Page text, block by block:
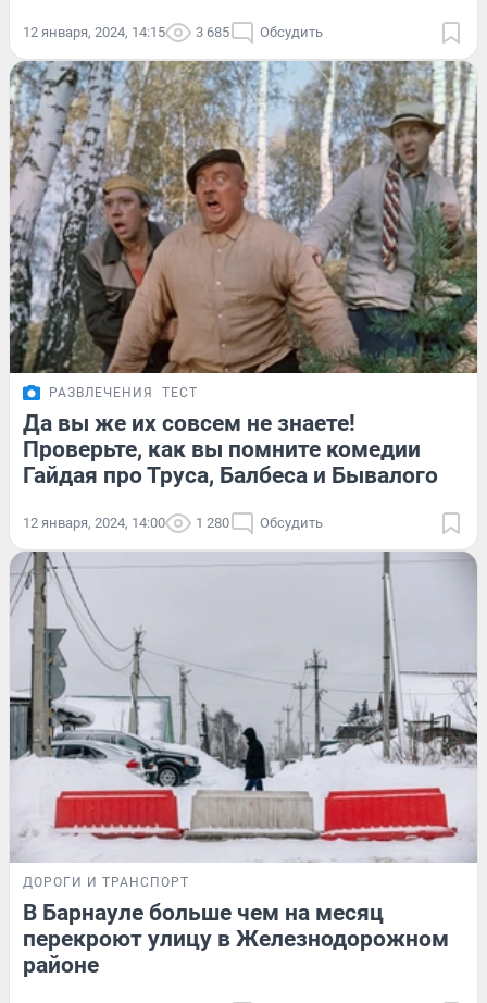
12 января, 2024, 14:15 3 685 Обсудить
РАЗВЛЕЧЕНИЯ ТЕСТ
Да вы же их совсем не знаете!
Проверьте, как вы помните комедии
Гайдая про Труса, Балбеса и Бывалого
12 января, 2024, 14:00 1 280 Обсудить
ДОРОГИ И ТРАНСПОРТ
В Барнауле больше чем на месяц
перекроют улицу в Железнодорожном
районе